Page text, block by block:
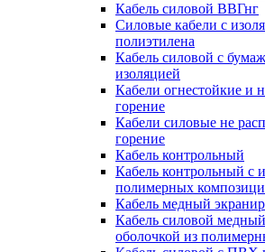
Кабель силовой ВВГнг
Силовые кабели с
полиэтилена
Кабель силовой с
изоляцией
Кабели огнестойкие и
горение
Кабели силовые не
горение
Кабель контрольный
Кабель контрольный с
полимерных
Кабель медный
Кабель силовой
оболочкой из